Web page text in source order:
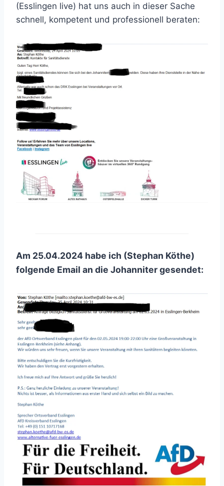
(Esslingen live) hat uns auch in dieser Sache
schnell, kompetent und professionell beraten:
Am 25.04.2024 habe ich (Stephan Köthe)
folgende Email an die Johanniter gesendet: